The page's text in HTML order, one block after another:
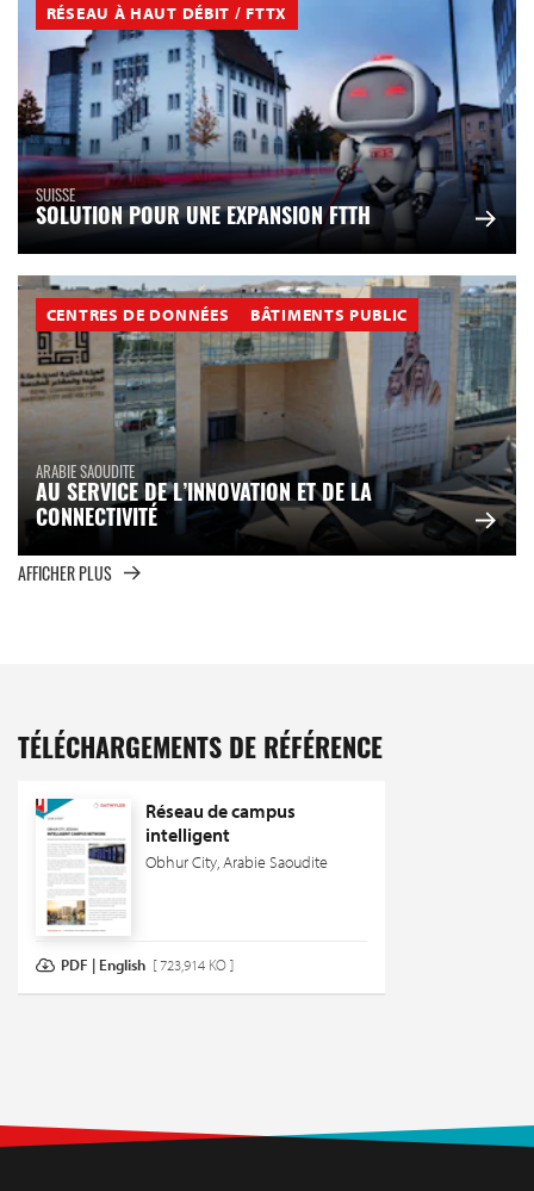
RÉSEAU À HAUT DÉBIT / FTTX
SUISSE
SOLUTION POUR UNE EXPANSION FTTH
CENTRES DE DONNÉES BÂTIMENTS PUBLIC
ARABIE SAOUDITE
AU SERVICE DE L’INNOVATION ET DE LA
CONNECTIVITÉ
AFFICHER PLUS
TÉLÉCHARGEMENTS DE RÉFÉRENCE
Réseau de campus
intelligent
Obhur City, Arabie Saoudite
PDF | English [ 723,914 KO ]